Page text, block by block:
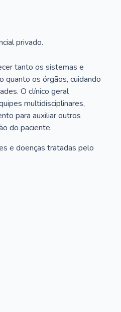
privado.
tanto os sistemas e
quanto os órgãos, cuidando
O clínico geral
multidisciplinares,
para auxiliar outros
do paciente.
e doenças tratadas pelo